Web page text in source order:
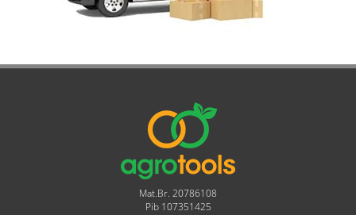
Mat.Br. 20786108
Pib 107351425